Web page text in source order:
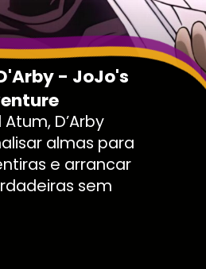
- JoJo's
D’Arby
almas para
e arrancar
sem